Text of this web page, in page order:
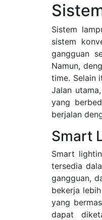
Sistem
sistem
gangguan
Namun,
time. Selain
Jalan
yang
berjalan
Smart
Smart
tersedia
gangguan,
bekerja
yang
dapat